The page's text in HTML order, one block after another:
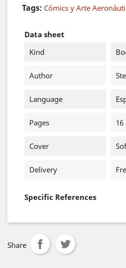
Tags: Cómics y Arte
Data sheet
Kind
Author
Language
Pages 16
Cover
Delivery
Specific References
Share